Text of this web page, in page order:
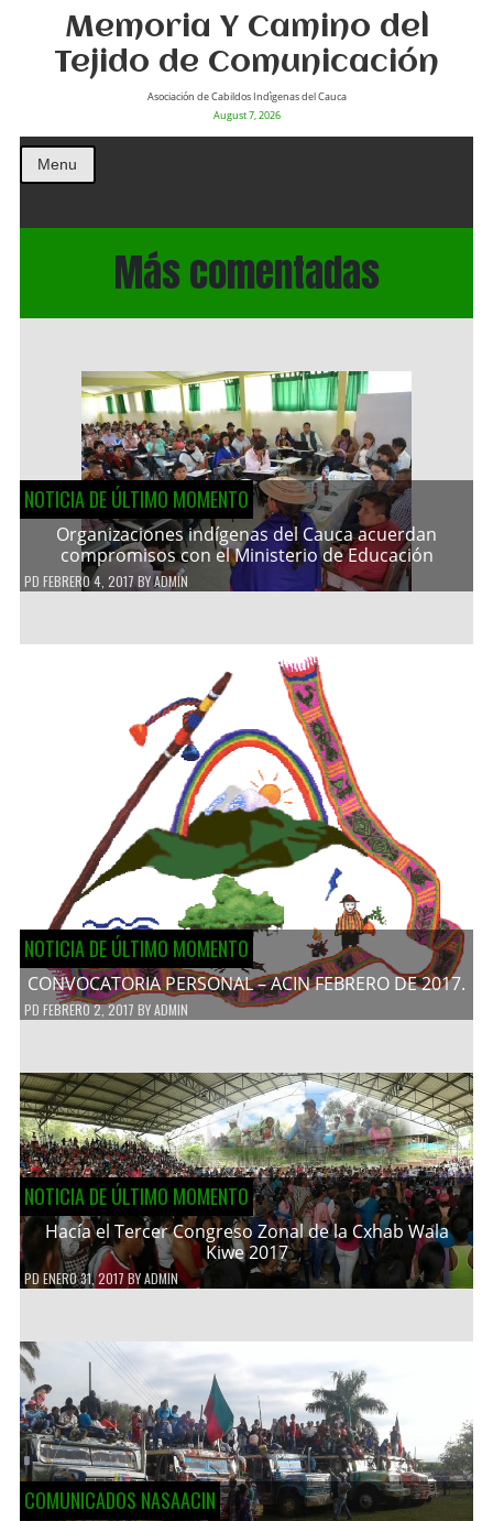
Memoria Y Camino del
Tejido de Comunicación
Asociación de Cabildos Indìgenas del Cauca
August 7, 2026
Menu
Más comentadas
NOTICIA DE ÚLTIMO MOMENTO
Organizaciones indígenas del Cauca acuerdan
compromisos con el Ministerio de Educación
PD FEBRERO 4, 2017 BYADMIN
NOTICIA DE ÚLTIMO MOMENTO
CONVOCATORIA PERSONAL – ACIN FEBRERO DE 2017.
PD FEBRERO 2, 2017 BYADMIN
NOTICIA DE ÚLTIMO MOMENTO
Hacía el Tercer Congreso Zonal de la Cxhab Wala
Kiwe 2017
PDENERO 31, 2017 BYADMIN
COMUNICADOS NASAACIN